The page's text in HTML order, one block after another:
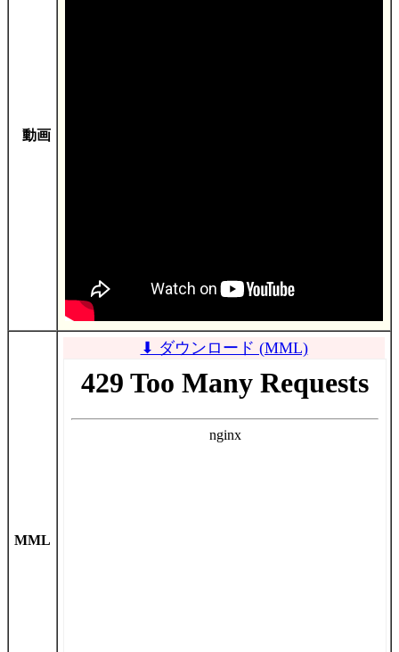
動画
MML
⬇ ダウンロード (MML)